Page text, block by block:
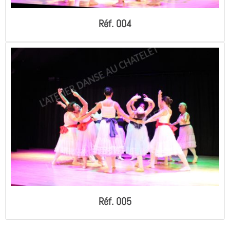
Réf. 004
Réf. 005